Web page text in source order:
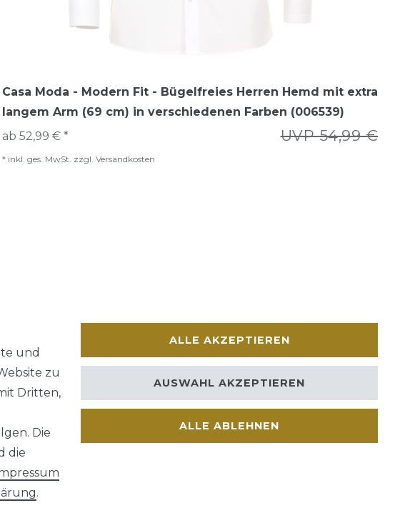
Casa Moda - Modern Fit - Bügelfreies Herren Hemd mit extra
langem Arm (69 cm) in verschiedenen Farben (006539)
UVP 54,99 €
ab 52,99 € *
* inkl. ges. MwSt. zzgl. Versandkosten
und
zu
Dritten,
Die
die
.
ALLE AKZEPTIEREN
ALLE ABLEHNEN
AUSWAHL AKZEPTIEREN